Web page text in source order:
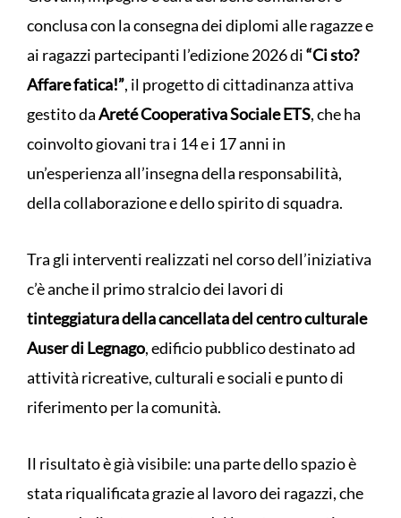
conclusa con la consegna dei diplomi alle ragazze e
ai ragazzi partecipanti l’edizione 2026 di“Ci sto?
Affare fatica!”, il progetto di cittadinanza attiva
gestito daAreté Cooperativa Sociale ETS, che ha
coinvolto giovani tra i 14 e i 17 anni in
un’esperienza all’insegna della responsabilità,
della collaborazione e dello spirito di squadra.
Tra gli interventi realizzati nel corso dell’iniziativa
c’è anche il primo stralcio dei lavori di
tinteggiatura della cancellata del centro culturale
Auser di Legnago, edificio pubblico destinato ad
attività ricreative, culturali e sociali e punto di
riferimento per la comunità.
Il risultato è già visibile: una parte dello spazio è
stata riqualificata grazie al lavoro dei ragazzi, che